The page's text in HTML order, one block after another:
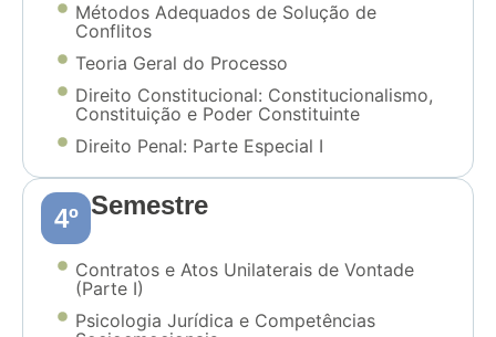
Métodos Adequados de Solução de
Conflitos
Teoria Geral do Processo
Direito Constitucional: Constitucionalismo,
Constituição e Poder Constituinte
Direito Penal: Parte Especial I
4º Semestre
Contratos e Atos Unilaterais de Vontade
(Parte I)
Psicologia Jurídica e Competências